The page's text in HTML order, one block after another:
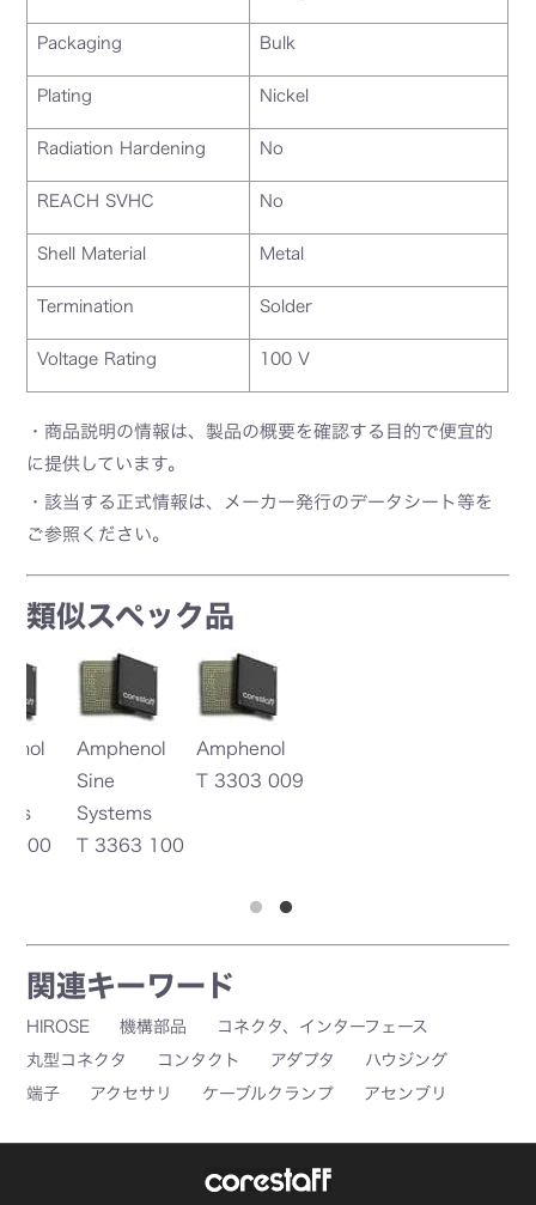
Packaging Bulk
Plating Nickel
Radiation Hardening No
REACH SVHC No
Shell Material Metal
Termination Solder
Voltage Rating 100 V
・商品説明の情報は、製品の概要を確認する目的で便宜的
に提供しています。
・該当する正式情報は、メーカー発行のデータシート等を
ご参照ください。
類似スペック品
Amphenol
Systems
T 3363 100
Amphenol
T 3303 009
関連キーワード
HIROSE 機構部品
コネクタ、インターフェース
丸型コネクタ
コンタクト アダプタ
ハウジング
端子
アクセサリ ケーブルクランプ アセンブリ